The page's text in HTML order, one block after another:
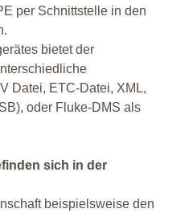
per Schnittstelle in den
bietet der
Datei, ETC-Datei, XML,
oder Fluke-DMS als
sich in der
beispielsweise den